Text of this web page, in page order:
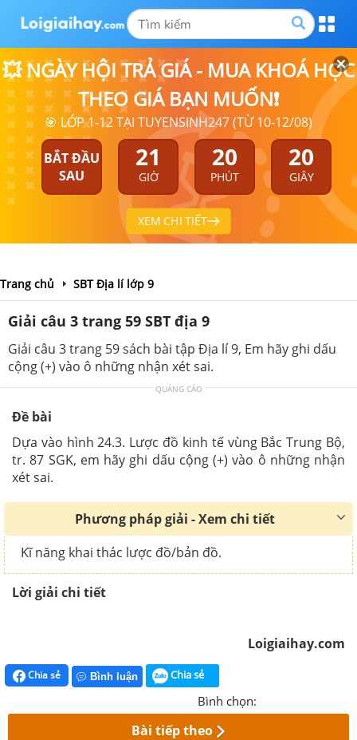
💥 NGÀY HỘI TRẢ GIÁ - MUA KHOÁ HỌC
THEO GIÁ BẠN MUỐN❗
🎯 LỚP 1-12 TẠI TUYENSINH247 (TỪ 10-12/08)
BẮT ĐẦU
SAU
21
GIỜ
20
PHÚT
20
GIÂY
XEM CHI TIẾT
Trang chủ SBT Địa lí lớp 9
Giải câu 3 trang 59 SBT địa 9
Giải câu 3 trang 59 sách bài tập Địa lí 9, Em hãy ghi dấu
cộng (+) vào ô những nhận xét sai.
QUẢNG CÁO
Đề bài
Dựa vào hình 24.3. Lược đồ kinh tế vùng Bắc Trung Bộ,
tr. 87 SGK, em hãy ghi dấu cộng (+) vào ô những nhận
xét sai.
Phương pháp giải - Xem chi tiết
Kĩ năng khai thác lược đồ/bản đồ.
Lời giải chi tiết
Loigiaihay.com
Chia sẻ Bình luận Chia sẻ
Bình chọn:
Bài tiếp theo